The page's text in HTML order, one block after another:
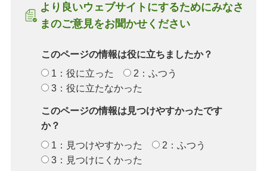
より良いウェブサイトにするためにみなさ
まのご意見をお聞かせください
このページの情報は役に立ちましたか？
1：役に立った
2：ふつう
3：役に立たなかった
このページの情報は見つけやすかったです
か？
1：見つけやすかった
2：ふつう
3：見つけにくかった